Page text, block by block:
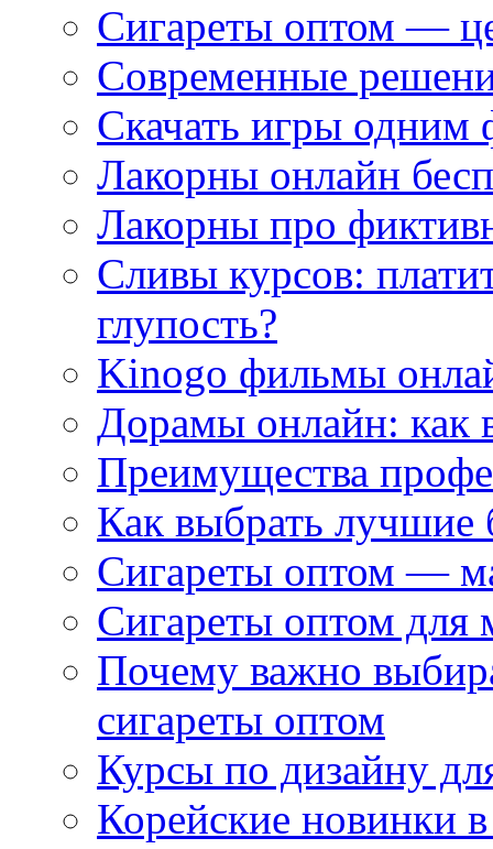
Сигареты оптом —
Современные
Скачать игры одним
Лакорны онлайн
Лакорны про
Сливы курсов:
глупость?
Kinogo фильмы
Дорамы онлайн: как
Преимущества
Как выбрать
Сигареты оптом —
Сигареты оптом для
Почему важно
сигареты оптом
Курсы по дизайну
Корейские новинки